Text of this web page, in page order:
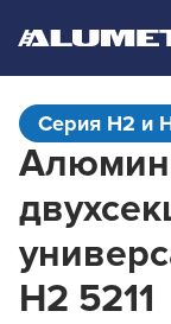
Серия H2 и
H2 5211